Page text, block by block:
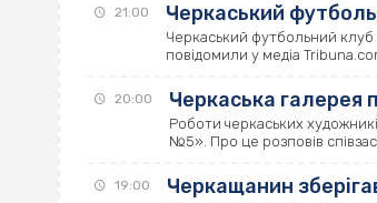
21:00 Черкаський
Черкаський футбольний клуб
повідомили у медіа
20:00 Черкаська галерея
Роботи черкаських
№5». Про це розповів
19:00 Черкащанин